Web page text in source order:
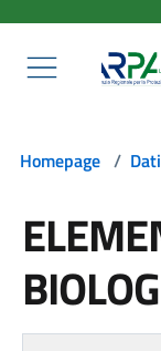
Homepage / Dati